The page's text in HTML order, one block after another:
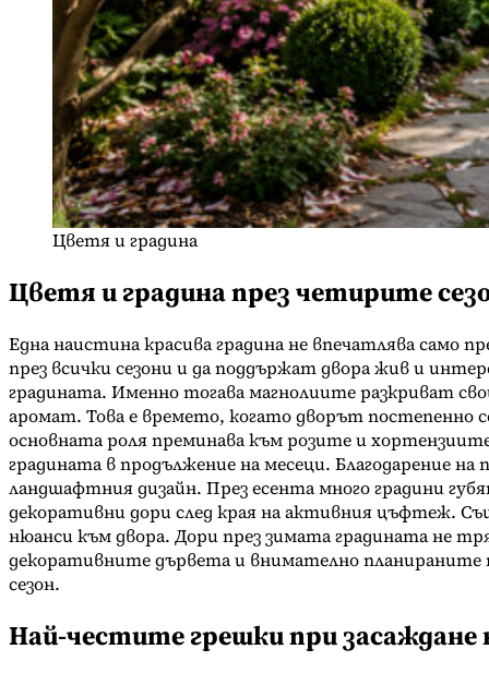
Цветя и градина
Цветя и градина през четирите
Една наистина красива градина не впечатлява
през всички сезони и да поддържат двора жив и
градината. Именно тогава магнолиите разкриват
аромат. Това е времето, когато дворът постепенно
основната роля преминава към розите и
градината в продължение на месеци. Благодарение
ландшафтния дизайн. През есента много градини
декоративни дори след края на активния цъфтеж.
нюанси към двора. Дори през зимата градината не
декоративните дървета и внимателно планираните
сезон.
Най-честите грешки при